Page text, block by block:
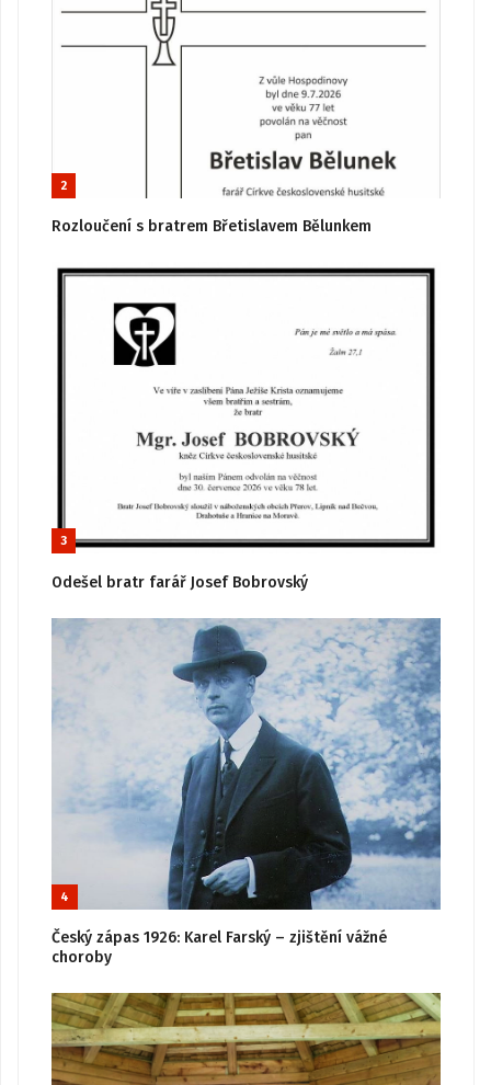
2
Rozloučení s bratrem Břetislavem Bělunkem
3
Odešel bratr farář Josef Bobrovský
4
Český zápas 1926: Karel Farský – zjištění vážné
choroby